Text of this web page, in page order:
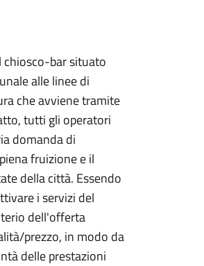
chiosco-bar situato
alle linee di
che avviene tramite
tutti gli operatori
domanda di
fruizione e il
della città. Essendo
i servizi del
dell'offerta
prezzo, in modo da
delle prestazioni